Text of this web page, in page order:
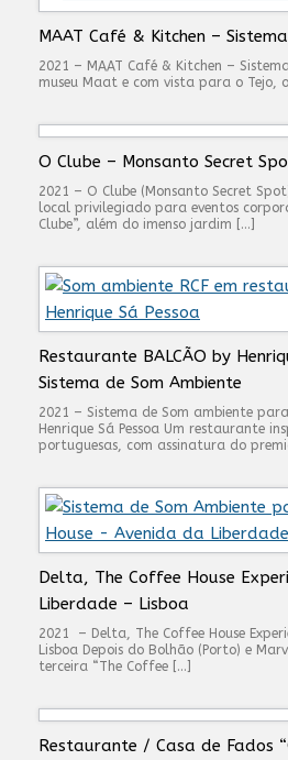
MAAT Café & Kitchen –
2021 – MAAT Café & Kitchen –
museu Maat e com vista para o Tejo,
O Clube – Monsanto Secret
2021 – O Clube (Monsanto Secret
local privilegiado para eventos
Clube”, além do imenso jardim […]
Restaurante BALCÃO by
Sistema de Som Ambiente
2021 – Sistema de Som ambiente
Henrique Sá Pessoa Um restaurante
portuguesas, com assinatura do
Delta, The Coffee House
Liberdade – Lisboa
2021 – Delta, The Coffee House
Lisboa Depois do Bolhão (Porto) e
terceira “The Coffee […]
Restaurante / Casa de Fados